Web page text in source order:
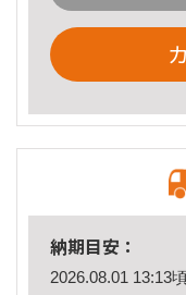
納期目安：
2026.08.01 13:13